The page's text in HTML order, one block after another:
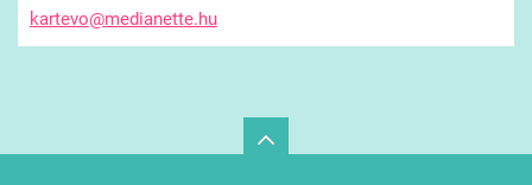
kartevo@medianette.hu